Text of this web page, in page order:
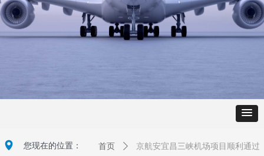
넹 您现在的位置： 首页 ꄲ 京航安宜昌三峡机场项目顺利通过